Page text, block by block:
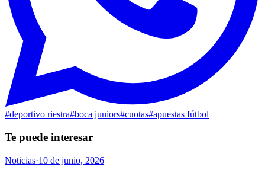
#deportivo riestra#boca juniors#cuotas#apuestas fútbol
Te puede interesar
Noticias·10 de junio, 2026